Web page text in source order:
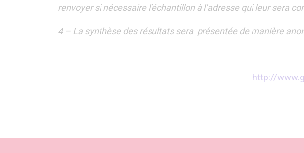
renvoyer si nécessaire l’échantillon à l’adresse qui leur sera
4 – La synthèse des résultats sera présentée de manière
http://